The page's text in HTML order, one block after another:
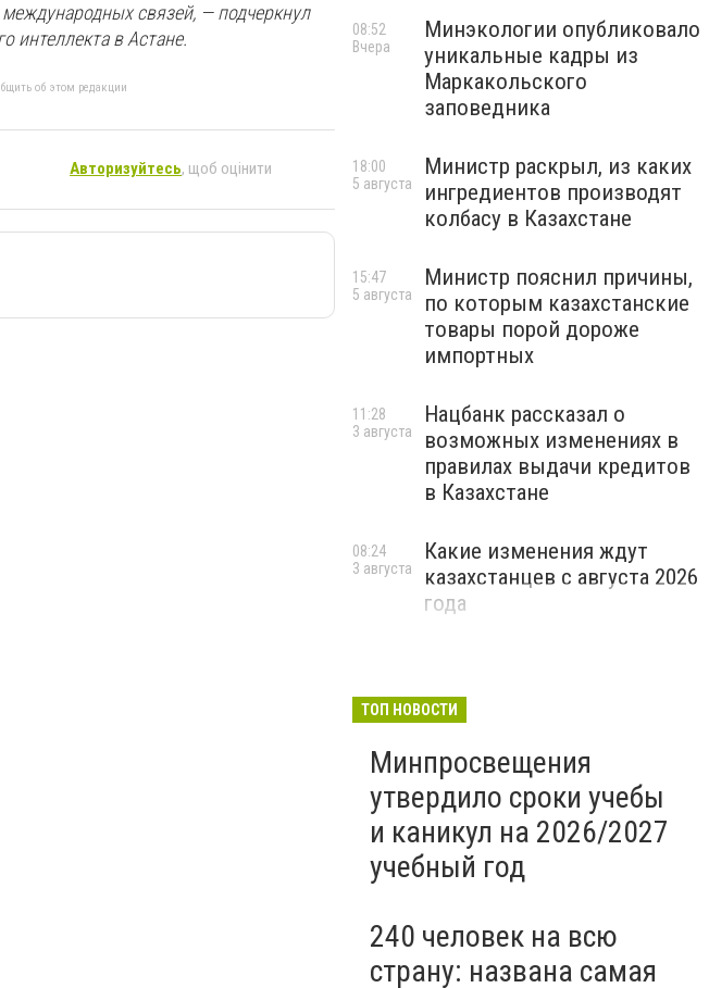
связей, — подчеркнул
интеллекта в Астане.
об этом редакции
Авторизуйтесь, щоб оцінити
Минэкологии опубликовало
уникальные кадры из
Маркакольского
заповедника
08:52
Вчера
Министр раскрыл, из каких
ингредиентов производят
колбасу в Казахстане
18:00
5 августа
Министр пояснил причины,
по которым казахстанские
товары порой дороже
импортных
15:47
5 августа
Нацбанк рассказал о
возможных изменениях в
правилах выдачи кредитов
в Казахстане
11:28
3 августа
Какие изменения ждут
казахстанцев с августа 2026
года
08:24
3 августа
ТОП НОВОСТИ
Минпросвещения
утвердило сроки учебы
и каникул на 2026/2027
учебный год
240 человек на всю
страну: названа самая